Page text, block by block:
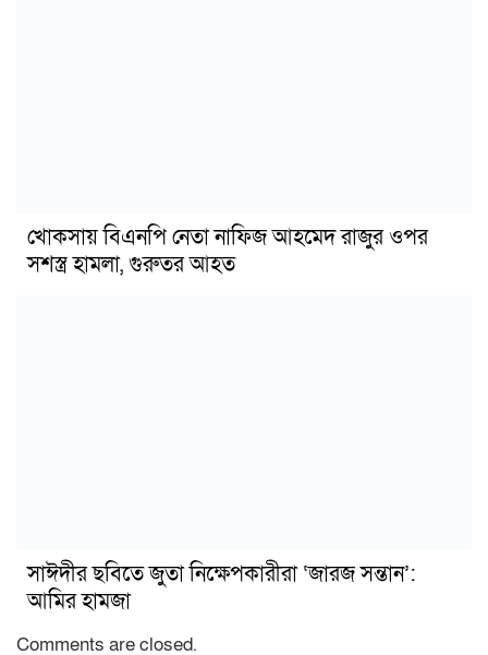
খোকসায় বিএনপি নেতা নাফিজ আহমেদ রাজুর ওপর
সশস্ত্র হামলা, গুরুতর আহত
সাঈদীর ছবিতে জুতা নিক্ষেপকারীরা ‘জারজ সন্তান’:
আমির হামজা
Comments are closed.